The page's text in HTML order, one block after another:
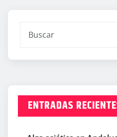
ENTRADAS